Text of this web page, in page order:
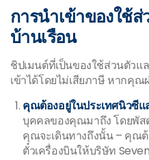
การนำเข้าของใช้
บ้านเรือน
ชิปเมนต์ที่เป็นของใช้ส่วนตัวแ
เข้าได้โดยไม่เสียภาษี หากคุ
คุณต้องอยู่ในประเทศนิวซี
บุคคลของคุณมาถึง โดยพัส
คุณจะเดินทางถึงนั้น – คุณ
ตั๋วเครื่องบินให้บริษัท